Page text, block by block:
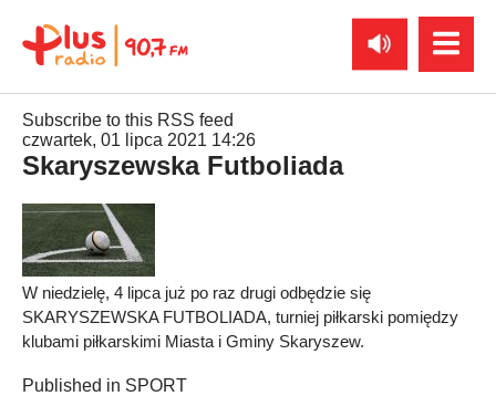
Subscribe to this RSS feed
czwartek, 01 lipca 2021 14:26
Skaryszewska Futboliada
W niedzielę, 4 lipca już po raz drugi odbędzie się
SKARYSZEWSKA FUTBOLIADA, turniej piłkarski pomiędzy
klubami piłkarskimi Miasta i Gminy Skaryszew.
Published in SPORT